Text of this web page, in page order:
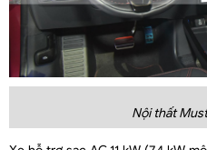
Nội thất